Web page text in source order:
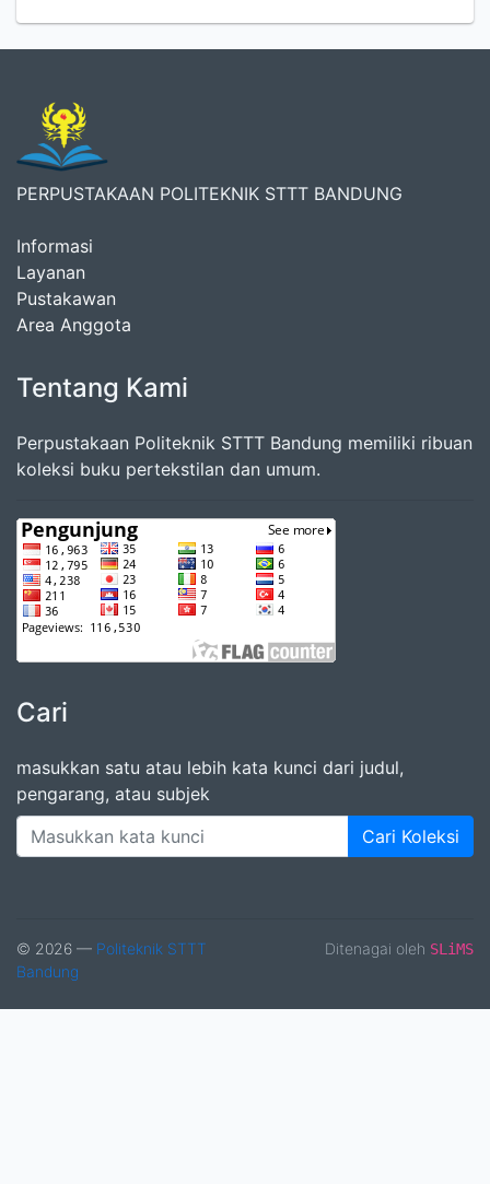
PERPUSTAKAAN POLITEKNIK STTT BANDUNG
Informasi
Layanan
Pustakawan
Area Anggota
Tentang Kami
Perpustakaan Politeknik STTT Bandung memiliki ribuan
koleksi buku pertekstilan dan umum.
Cari
masukkan satu atau lebih kata kunci dari judul,
pengarang, atau subjek
Cari Koleksi
© 2026 — Politeknik STTT
Bandung
Ditenagai oleh SLiMS